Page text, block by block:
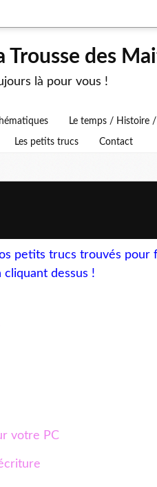
Trousse des
là pour vous !
Le temps / Histoire
Les petits trucs Contact
petits trucs trouvés pour
cliquant dessus !
votre PC